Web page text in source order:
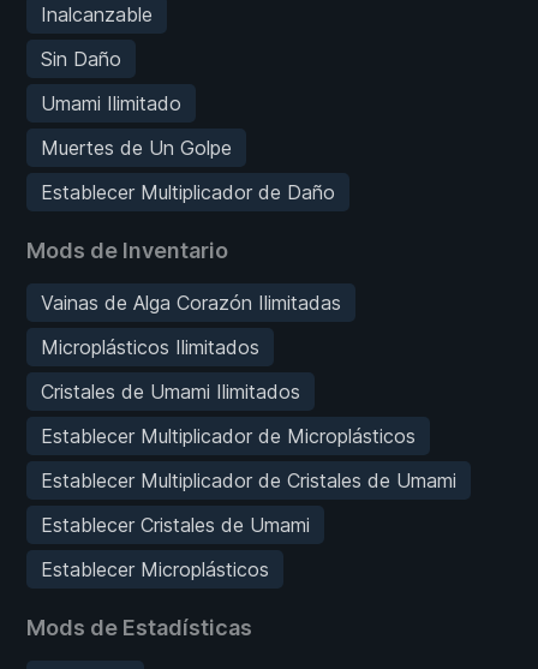
Inalcanzable
Sin Daño
Umami Ilimitado
Muertes de Un Golpe
Establecer Multiplicador de Daño
Mods de Inventario
Vainas de Alga Corazón Ilimitadas
Microplásticos Ilimitados
Cristales de Umami Ilimitados
Establecer Multiplicador de Microplásticos
Establecer Multiplicador de Cristales de Umami
Establecer Cristales de Umami
Establecer Microplásticos
Mods de Estadísticas